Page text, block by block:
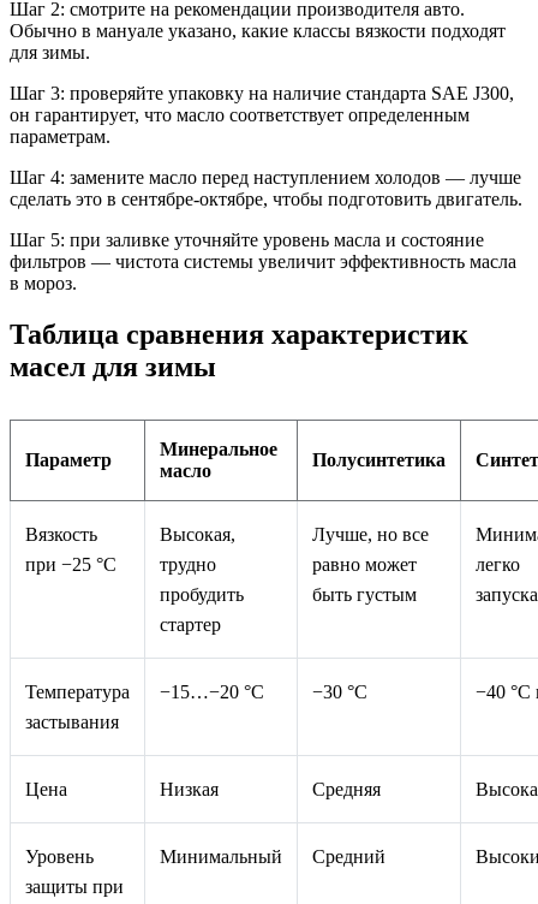
Шаг 2: смотрите на рекомендации производителя авто.
Обычно в мануале указано, какие классы вязкости подходят
для зимы.
Шаг 3: проверяйте упаковку на наличие стандарта SAE J300,
он гарантирует, что масло соответствует определенным
параметрам.
Шаг 4: замените масло перед наступлением холодов — лучше
сделать это в сентябре-октябре, чтобы подготовить двигатель.
Шаг 5: при заливке уточняйте уровень масла и состояние
фильтров — чистота системы увеличит эффективность масла
в мороз.
Таблица сравнения характеристик
масел для зимы
Параметр
Минеральное
масло
Полусинтетика
Вязкость
при −25 °C
Высокая,
трудно
пробудить
стартер
Лучше, но все
равно может
быть густым
легко
Температура
застывания
−15…−20 °C −30 °C −40
Цена Низкая Средняя
Уровень
защиты при
Минимальный Средний